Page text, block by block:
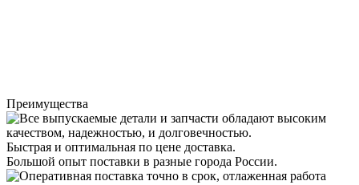
Преимущества
Быстрая и оптимальная по цене доставка.
Большой опыт поставки в разные города России.